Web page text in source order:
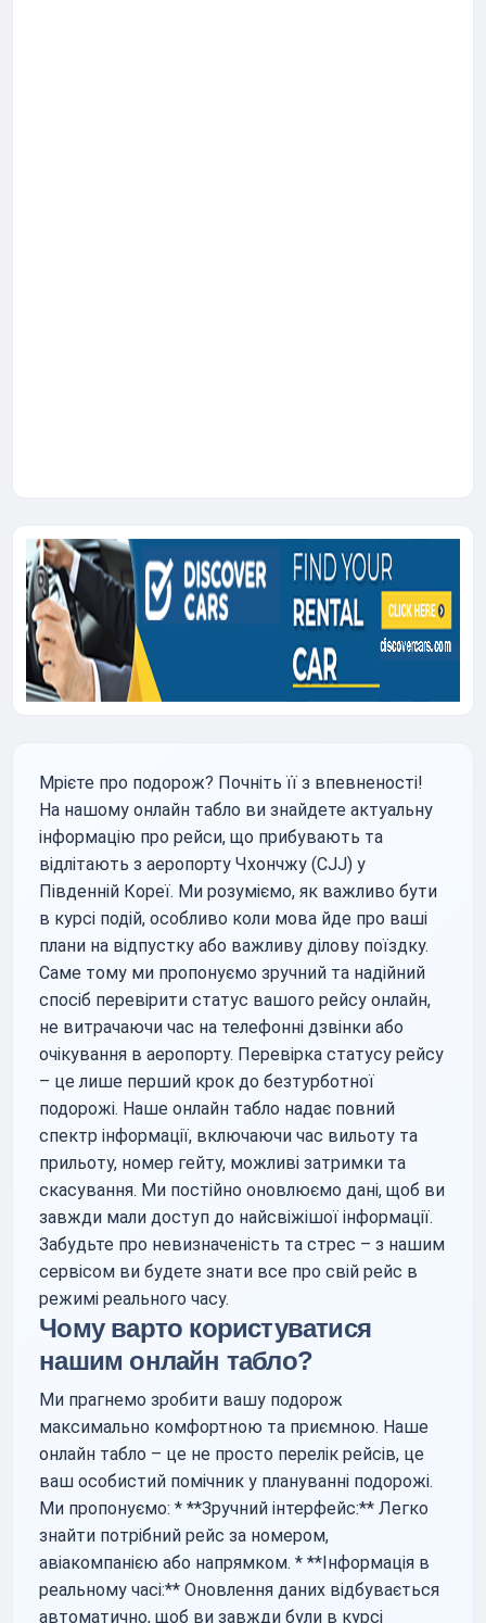
Мрієте про подорож? Почніть її з впевненості!
На нашому онлайн табло ви знайдете актуальну
інформацію про рейси, що прибувають та
відлітають з аеропорту Чхончжу (CJJ) у
Південній Кореї. Ми розуміємо, як важливо бути
в курсі подій, особливо коли мова йде про ваші
плани на відпустку або важливу ділову поїздку.
Саме тому ми пропонуємо зручний та надійний
спосіб перевірити статус вашого рейсу онлайн,
не витрачаючи час на телефонні дзвінки або
очікування в аеропорту. Перевірка статусу рейсу
– це лише перший крок до безтурботної
подорожі. Наше онлайн табло надає повний
спектр інформації, включаючи час вильоту та
прильоту, номер гейту, можливі затримки та
скасування. Ми постійно оновлюємо дані, щоб ви
завжди мали доступ до найсвіжішої інформації.
Забудьте про невизначеність та стрес – з нашим
сервісом ви будете знати все про свій рейс в
режимі реального часу.
Чому варто користуватися
нашим онлайн табло?
Ми прагнемо зробити вашу подорож
максимально комфортною та приємною. Наше
онлайн табло – це не просто перелік рейсів, це
ваш особистий помічник у плануванні подорожі.
Ми пропонуємо: * **Зручний інтерфейс:** Легко
знайти потрібний рейс за номером,
авіакомпанією або напрямком. * **Інформація в
реальному часі:** Оновлення даних відбувається
автоматично, щоб ви завжди були в курсі